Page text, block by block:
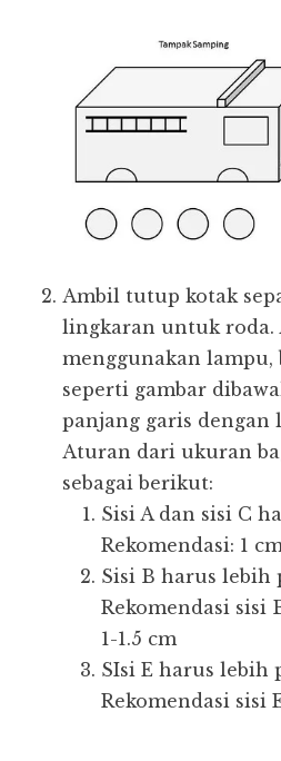
Ambil tutup kotak
lingkaran untuk roda.
menggunakan lampu,
seperti gambar
panjang garis dengan
Aturan dari ukuran
sebagai berikut:
Sisi A dan sisi C
Rekomendasi: 1
Sisi B harus lebih
Rekomendasi sisi
1-1.5 cm
SIsi E harus lebih
Rekomendasi sisi